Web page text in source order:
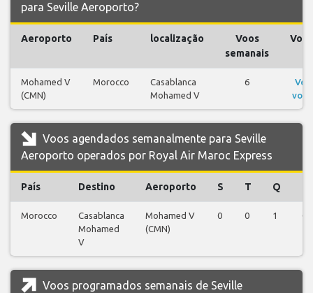
para Seville Aeroporto?
Aeroporto País localização
Voos
semanais
Voos
Mohamed V
(CMN)
Morocco
Casablanca
Mohamed V
6
Ver
voos
Voos agendados semanalmente para Seville
Aeroporto operados por Royal Air Maroc Express
País Destino Aeroporto S T Q
Morocco
Casablanca
Mohamed
V
Mohamed V
(CMN)
0 0 1 0
Voos programados semanais de Seville